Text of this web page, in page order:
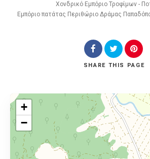
Χονδρικό Εμπόριο Τροφίμων -
Εμπόριο πατάτας Περιθώριο Δράμας
SHARE THIS PAGE
+
−